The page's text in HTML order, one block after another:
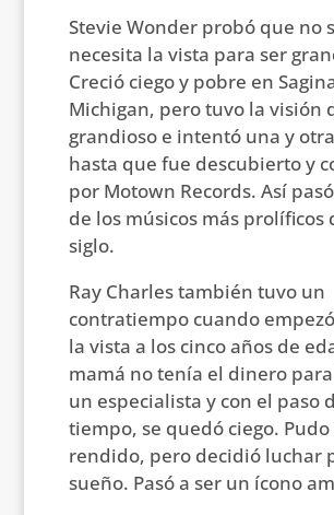
Stevie Wonder probó que no
necesita la vista para ser
Creció ciego y pobre en
Michigan, pero tuvo la visión
grandioso e intentó una y
hasta que fue descubierto y
por Motown Records. Así
de los músicos más prolíficos
siglo.
Ray Charles también tuvo un
contratiempo cuando
la vista a los cinco años de
mamá no tenía el dinero
un especialista y con el paso
tiempo, se quedó ciego.
rendido, pero decidió luchar
sueño. Pasó a ser un ícono